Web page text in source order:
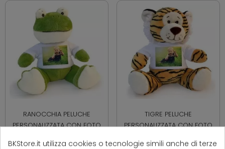
RANOCCHIA PELUCHE
PERSONALIZZATA CON FOTO
TIGRE PELUCHE
PERSONALIZZATA CON FOTO
BKStore.it utilizza cookies o tecnologie simili anche di terze